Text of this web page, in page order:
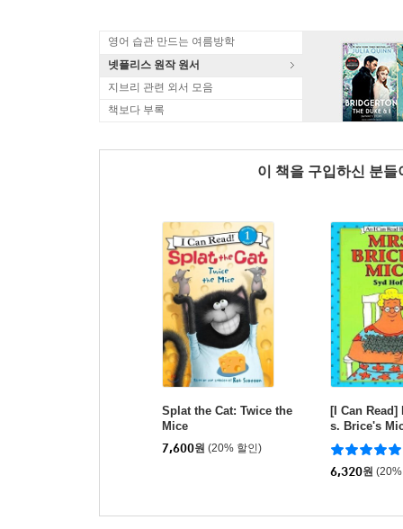
영어 습관 만드는 여름방학
넷플리스 원작 원서
지브리 관련 외서 모음
책보다 부록
이 책을 구입하신 분
Splat the Cat: Twice the
Mice
7,600원 (20% 할인)
[I Can
s. Brice's
6,320원